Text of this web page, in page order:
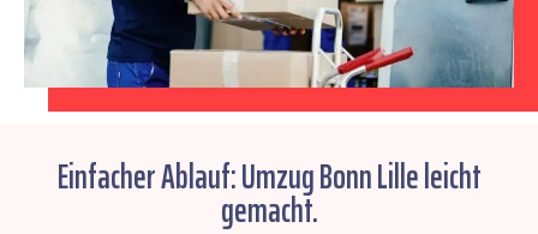
Einfacher Ablauf: Umzug Bonn Lille leicht
gemacht.